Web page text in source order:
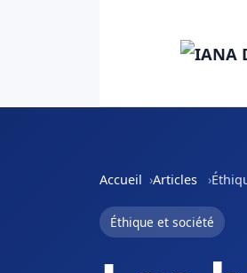
Accueil Articles
Éthique et société